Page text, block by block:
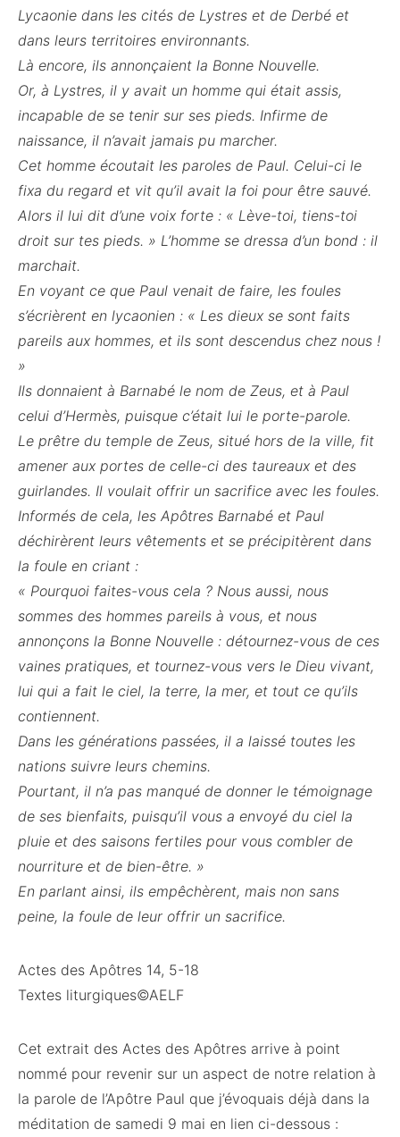
Lycaonie dans les cités de Lystres et de Derbé et
dans leurs territoires environnants.
Là encore, ils annonçaient la Bonne Nouvelle.
Or, à Lystres, il y avait un homme qui était assis,
incapable de se tenir sur ses pieds. Infirme de
naissance, il n’avait jamais pu marcher.
Cet homme écoutait les paroles de Paul. Celui-ci le
fixa du regard et vit qu’il avait la foi pour être sauvé.
Alors il lui dit d’une voix forte : « Lève-toi, tiens-toi
droit sur tes pieds. » L’homme se dressa d’un bond : il
marchait.
En voyant ce que Paul venait de faire, les foules
s’écrièrent en lycaonien : « Les dieux se sont faits
pareils aux hommes, et ils sont descendus chez nous !
»
Ils donnaient à Barnabé le nom de Zeus, et à Paul
celui d’Hermès, puisque c’était lui le porte-parole.
Le prêtre du temple de Zeus, situé hors de la ville, fit
amener aux portes de celle-ci des taureaux et des
guirlandes. Il voulait offrir un sacrifice avec les foules.
Informés de cela, les Apôtres Barnabé et Paul
déchirèrent leurs vêtements et se précipitèrent dans
la foule en criant :
« Pourquoi faites-vous cela ? Nous aussi, nous
sommes des hommes pareils à vous, et nous
annonçons la Bonne Nouvelle : détournez-vous de ces
vaines pratiques, et tournez-vous vers le Dieu vivant,
lui qui a fait le ciel, la terre, la mer, et tout ce qu’ils
contiennent.
Dans les générations passées, il a laissé toutes les
nations suivre leurs chemins.
Pourtant, il n’a pas manqué de donner le témoignage
de ses bienfaits, puisqu’il vous a envoyé du ciel la
pluie et des saisons fertiles pour vous combler de
nourriture et de bien-être. »
En parlant ainsi, ils empêchèrent, mais non sans
peine, la foule de leur offrir un sacrifice.
Actes des Apôtres 14, 5-18
Textes liturgiques©AELF
Cet extrait des Actes des Apôtres arrive à point
nommé pour revenir sur un aspect de notre relation à
la parole de l’Apôtre Paul que j’évoquais déjà dans la
méditation de samedi 9 mai en lien ci-dessous :